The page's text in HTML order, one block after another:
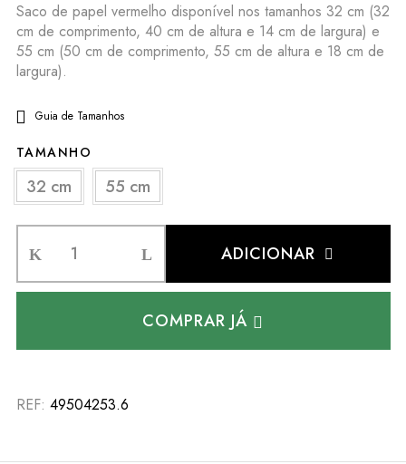
Saco de papel vermelho disponível nos tamanhos 32 cm (32
cm de comprimento, 40 cm de altura e 14 cm de largura) e
55 cm (50 cm de comprimento, 55 cm de altura e 18 cm de
largura).
Guia de Tamanhos
TAMANHO
32 cm 55 cm
ADICIONAR
COMPRAR JÁ
REF: 49504253.6